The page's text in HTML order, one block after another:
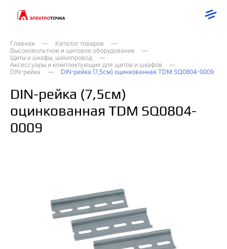
Главная
Каталог товаров
Высоковольтное и щитовое оборудование
Щиты и шкафы, шинопровод
Аксессуары и комплектующие для щитов и шкафов
DIN-рейка
DIN-рейка (7,5см) оцинкованная TDM SQ0804-0009
DIN-рейка (7,5см)
оцинкованная TDM SQ0804-
0009